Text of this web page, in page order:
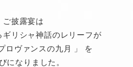
ご披露宴は
ギリシャ神話のレリーフが
ロヴァンスの九月 」 を
になりました。